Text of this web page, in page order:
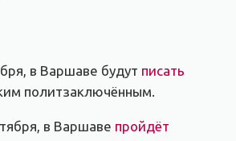
в Варшаве будут писать
политзаключённым.
в Варшаве пройдёт